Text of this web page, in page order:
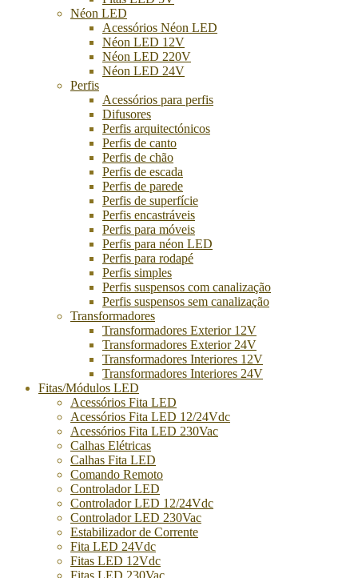
Néon LED
Acessórios Néon LED
Néon LED 12V
Néon LED 220V
Néon LED 24V
Perfis
Acessórios para perfis
Difusores
Perfis arquitectónicos
Perfis de canto
Perfis de chão
Perfis de escada
Perfis de parede
Perfis de superfície
Perfis encastráveis
Perfis para móveis
Perfis para néon LED
Perfis para rodapé
Perfis simples
Perfis suspensos com canalização
Perfis suspensos sem canalização
Transformadores
Transformadores Exterior 12V
Transformadores Exterior 24V
Transformadores Interiores 12V
Transformadores Interiores 24V
Fitas/Módulos LED
Acessórios Fita LED
Acessórios Fita LED 12/24Vdc
Acessórios Fita LED 230Vac
Calhas Elétricas
Calhas Fita LED
Comando Remoto
Controlador LED
Controlador LED 12/24Vdc
Controlador LED 230Vac
Estabilizador de Corrente
Fita LED 24Vdc
Fitas LED 12Vdc
Fitas LED 230Vac